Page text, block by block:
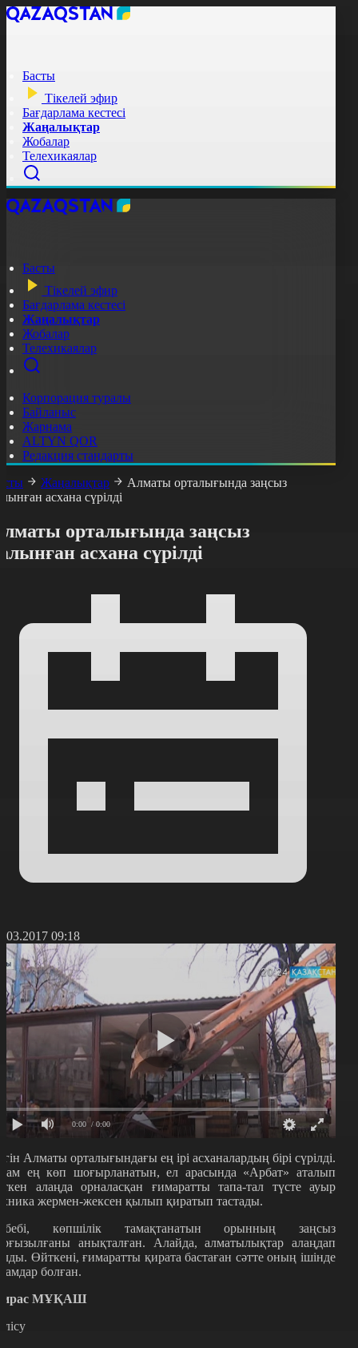
Басты
Тікелей эфир
Бағдарлама кестесі
Жаңалықтар
Жобалар
Телехикаялар
Басты
Тікелей эфир
Бағдарлама кестесі
Жаңалықтар
Жобалар
Телехикаялар
Корпорация туралы
Байланыс
Жарнама
ALTYN QOR
Редакция стандарты
Жаңалықтар
Алматы орталығында заңсыз
асхана сүрілді
орталығында заңсыз
асхана сүрілді
09:18
0:00 / 0:00
Алматы орталығындағы ең ірі асханалардың бірі сүрілді.
ең көп шоғырланатын, ел арасында «Арбат» аталып
алаңда орналасқан ғимаратты тапа-тал түсте ауыр
жермен-жексен қылып қиратып тастады.
көпшілік тамақтанатын орынның заңсыз
анықталған. Алайда, алматылықтар алаңдап
Өйткені, ғимаратты қирата бастаған сәтте оның ішінде
болған.
МҰҚАШ